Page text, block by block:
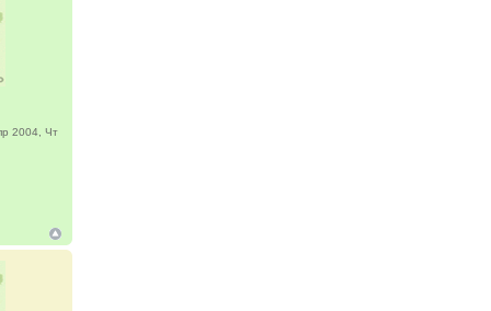
2004, Чт